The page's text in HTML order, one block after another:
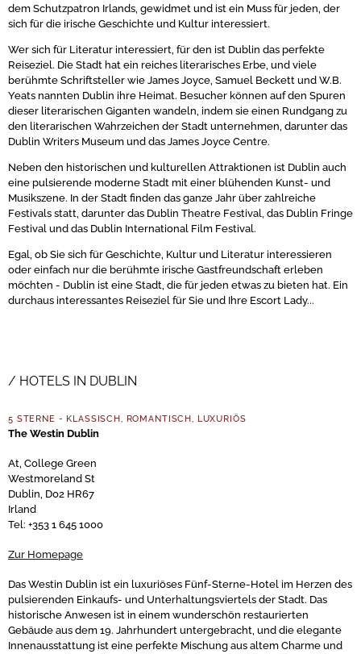
dem Schutzpatron Irlands, gewidmet und ist ein Muss für jeden, der
sich für die irische Geschichte und Kultur interessiert.
Wer sich für Literatur interessiert, für den ist Dublin das perfekte
Reiseziel. Die Stadt hat ein reiches literarisches Erbe, und viele
berühmte Schriftsteller wie James Joyce, Samuel Beckett und W.B.
Yeats nannten Dublin ihre Heimat. Besucher können auf den Spuren
dieser literarischen Giganten wandeln, indem sie einen Rundgang zu
den literarischen Wahrzeichen der Stadt unternehmen, darunter das
Dublin Writers Museum und das James Joyce Centre.
Neben den historischen und kulturellen Attraktionen ist Dublin auch
eine pulsierende moderne Stadt mit einer blühenden Kunst- und
Musikszene. In der Stadt finden das ganze Jahr über zahlreiche
Festivals statt, darunter das Dublin Theatre Festival, das Dublin Fringe
Festival und das Dublin International Film Festival.
Egal, ob Sie sich für Geschichte, Kultur und Literatur interessieren
oder einfach nur die berühmte irische Gastfreundschaft erleben
möchten - Dublin ist eine Stadt, die für jeden etwas zu bieten hat. Ein
durchaus interessantes Reiseziel für Sie und Ihre Escort Lady...
HOTELS IN DUBLIN
5 STERNE - KLASSISCH, ROMANTISCH, LUXURIÖS
The Westin Dublin
At, College Green
Westmoreland St
Dublin, D02 HR67
Irland
Tel: +353 1 645 1000
Zur Homepage
Das Westin Dublin ist ein luxuriöses Fünf-Sterne-Hotel im Herzen des
pulsierenden Einkaufs- und Unterhaltungsviertels der Stadt. Das
historische Anwesen ist in einem wunderschön restaurierten
Gebäude aus dem 19. Jahrhundert untergebracht, und die elegante
Innenausstattung ist eine perfekte Mischung aus altem Charme und